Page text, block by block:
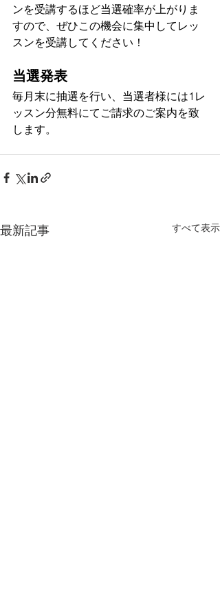
ンを受講するほど当選確率が上がりま
すので、ぜひこの機会に集中してレッ
スンを受講してください！
当選発表
毎月末に抽選を行い、当選者様には1レ
ッスン分無料にてご請求のご案内を致
します。
最新記事 すべて表示